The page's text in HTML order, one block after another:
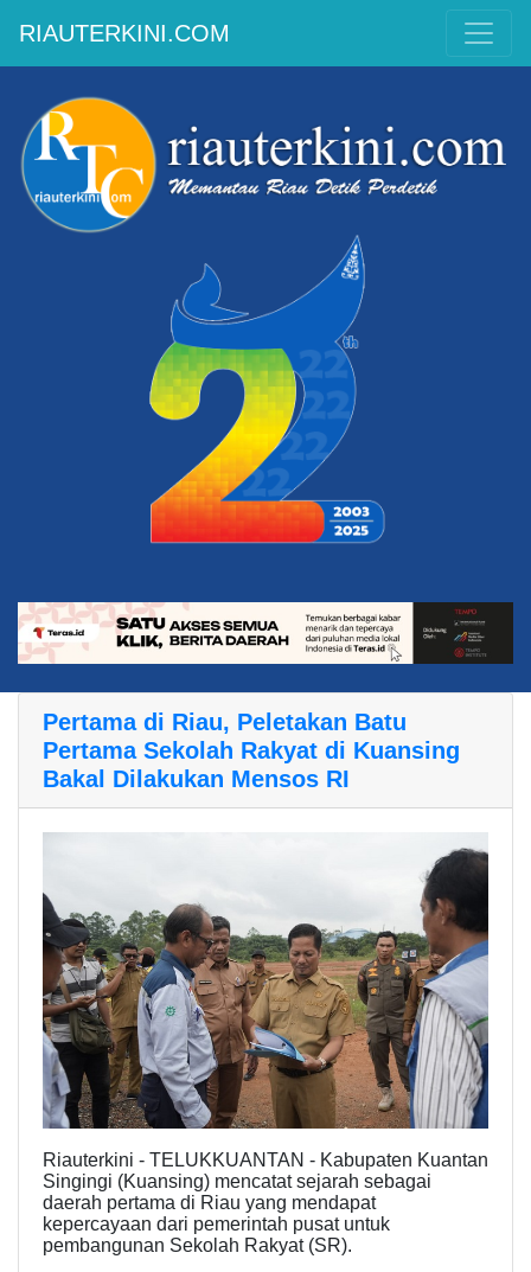
RIAUTERKINI.COM
Pertama di Riau, Peletakan Batu
Pertama Sekolah Rakyat di Kuansing
Bakal Dilakukan Mensos RI
Riauterkini - TELUKKUANTAN - Kabupaten Kuantan
Singingi (Kuansing) mencatat sejarah sebagai
daerah pertama di Riau yang mendapat
kepercayaan dari pemerintah pusat untuk
pembangunan Sekolah Rakyat (SR).